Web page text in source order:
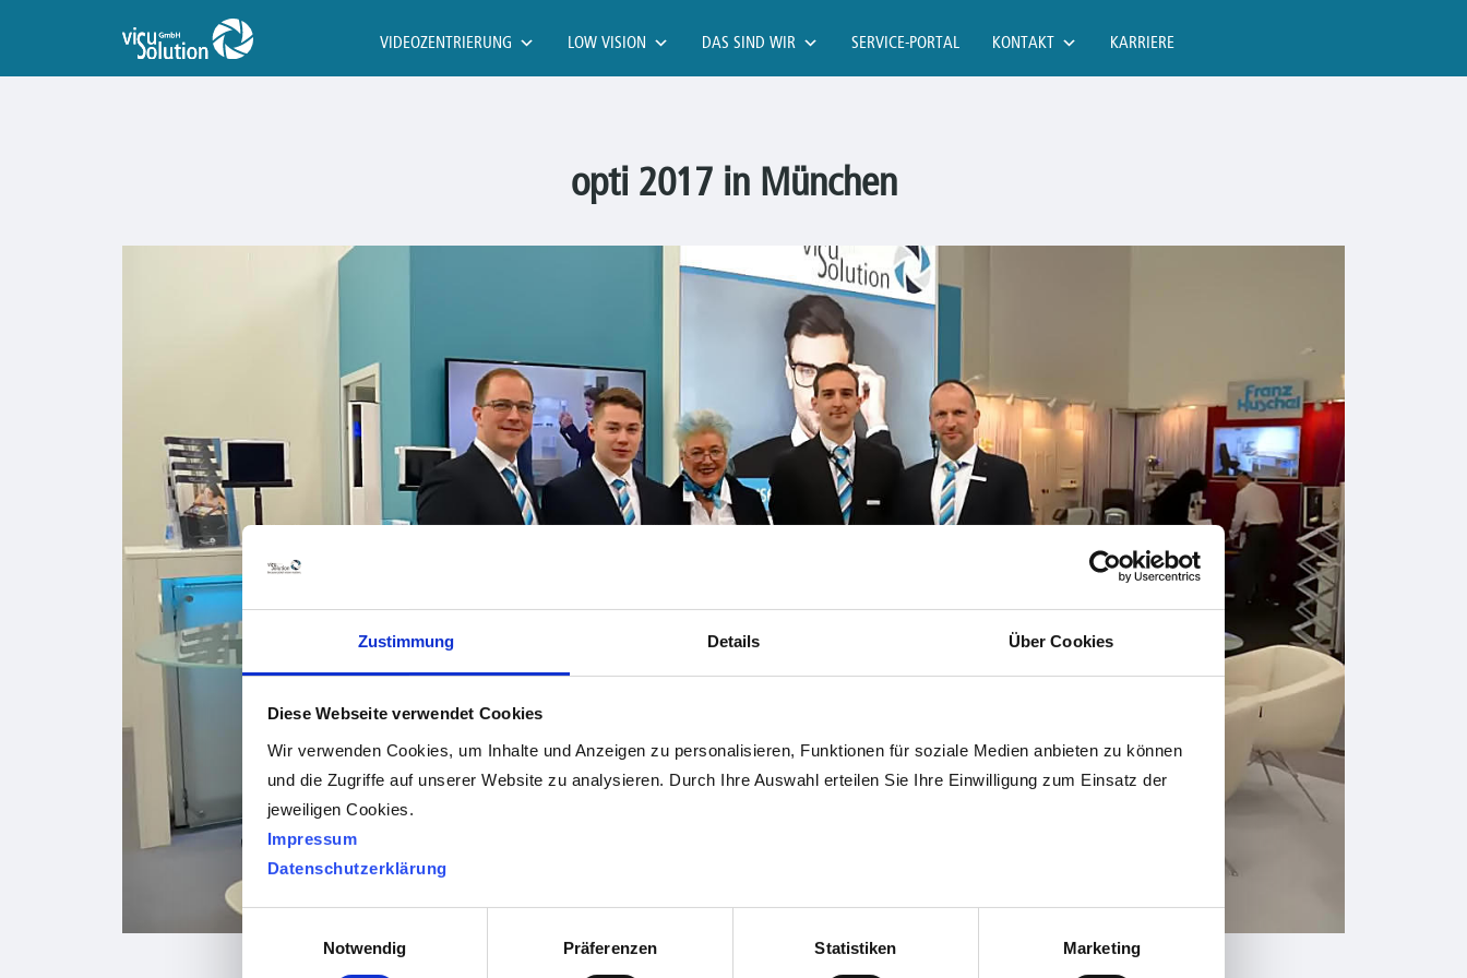
Zustimmung Details Über Cookies
Diese Webseite verwendet Cookies
Wir verwenden Cookies, um Inhalte und Anzeigen zu personalisieren, Funktionen für soziale Medien anbieten zu können
und die Zugriffe auf unserer Website zu analysieren. Durch Ihre Auswahl erteilen Sie Ihre Einwilligung zum Einsatz der
jeweiligen Cookies.
Impressum
Datenschutzerklärung
Einwilligungsauswahl
Notwendig
Präferenzen Statistiken Marketing
VIDEOZENTRIERUNG LOW VISION DAS SIND WIR SERVICE-PORTAL KONTAKT KARRIERE
opti 2017 in München